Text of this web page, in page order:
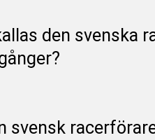
den svenska
svensk